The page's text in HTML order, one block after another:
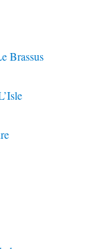
Brassus